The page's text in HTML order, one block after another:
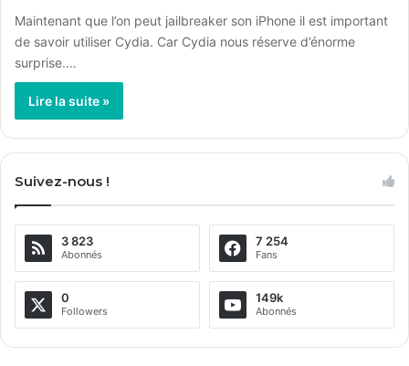
Maintenant que l’on peut jailbreaker son iPhone il est important
de savoir utiliser Cydia. Car Cydia nous réserve d’énorme
surprise.…
Lire la suite »
Suivez-nous !
3 823
Abonnés
7 254
Fans
0
Followers
149k
Abonnés